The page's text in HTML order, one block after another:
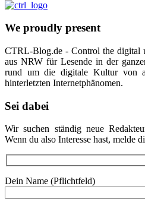
We proudly present
CTRL-Blog.de - Control the digital
aus NRW für Lesende in der
rund um die digitale Kultur von
hinterletzten Internetphänomen.
Sei dabei
Wir suchen ständig neue
Wenn du also Interesse hast, melde
Dein Name (Pflichtfeld)